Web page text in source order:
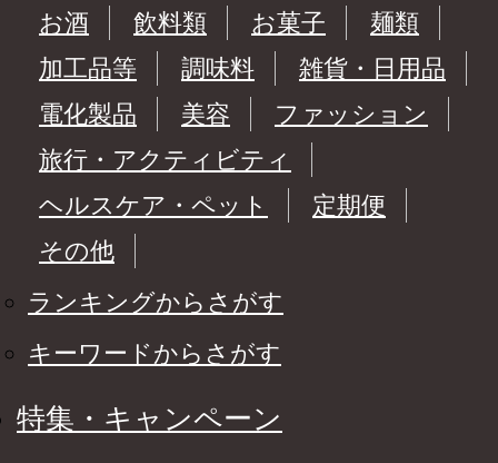
お酒
飲料類 お菓子
麺類
加工品等
調味料
雑貨・日用品
電化製品
美容
ファッション
旅行・アクティビティ
ヘルスケア・ペット
定期便
その他
ランキングからさがす
キーワードからさがす
特集・キャンペーン